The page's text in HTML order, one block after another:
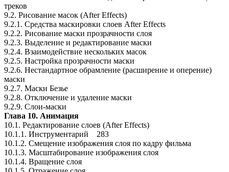
треков
9.2. Рисование масок (After Effects)
9.2.1. Средства маскировки слоев After Effects
9.2.2. Рисование маски прозрачности слоя
9.2.3. Выделение и редактирование маски
9.2.4. Взаимодействие нескольких масок
9.2.5. Настройка прозрачности маски
9.2.6. Нестандартное обрамление (расширение и оперение)
маски
9.2.7. Маски Безье
9.2.8. Отключение и удаление маски
9.2.9. Слои-маски
Глава 10. Анимация
10.1. Редактирование слоев (After Effects)
10.1.1. Инструментарий 283
10.1.2. Смещение изображения слоя по кадру фильма
10.1.3. Масштабирование изображения слоя
10.1.4. Вращение слоя